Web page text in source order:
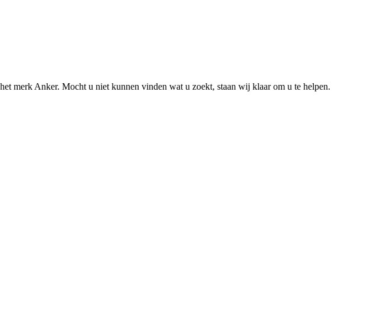
merk Anker. Mocht u niet kunnen vinden wat u zoekt, staan wij klaar om u te helpen.